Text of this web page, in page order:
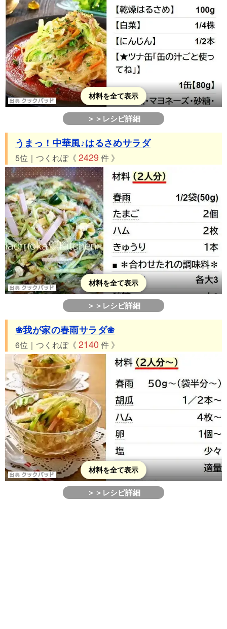
材料を全て表示
＞＞レシピ詳細
うまっ！中華風♪はるさめサラダ
5位｜つくれぽ《 2429 件 》
材料を全て表示
＞＞レシピ詳細
❀我が家の春雨サラダ❀
6位｜つくれぽ《 2140 件 》
材料を全て表示
＞＞レシピ詳細